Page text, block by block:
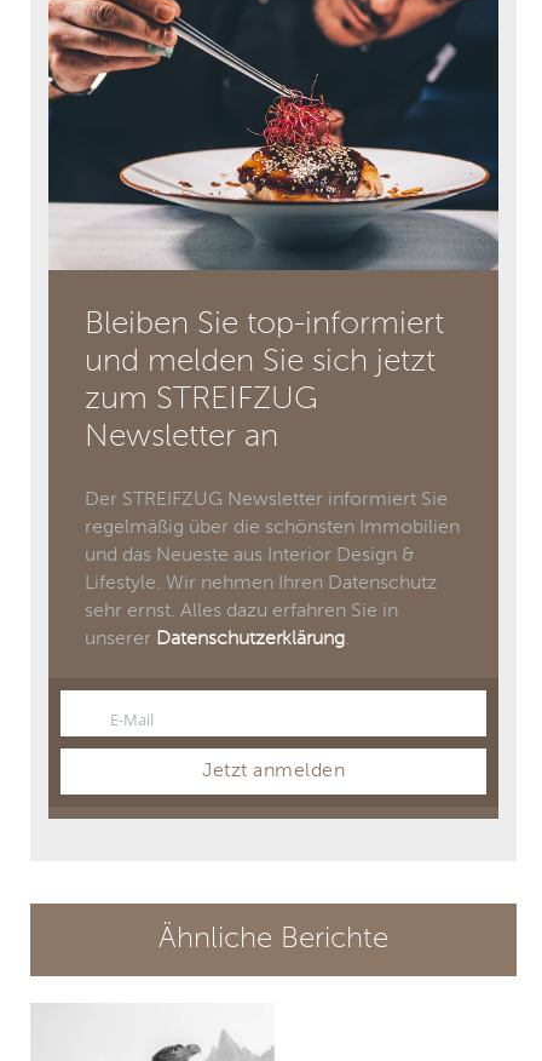
Bleiben Sie top-informiert
und melden Sie sich jetzt
zum STREIFZUG
Newsletter an
Der STREIFZUG Newsletter informiert Sie
regelmäßig über die schönsten Immobilien
und das Neueste aus Interior Design &
Lifestyle. Wir nehmen Ihren Datenschutz
sehr ernst. Alles dazu erfahren Sie in
unserer Datenschutzerklärung.
EmailE-Mail
Jetzt anmelden
Ähnliche Berichte